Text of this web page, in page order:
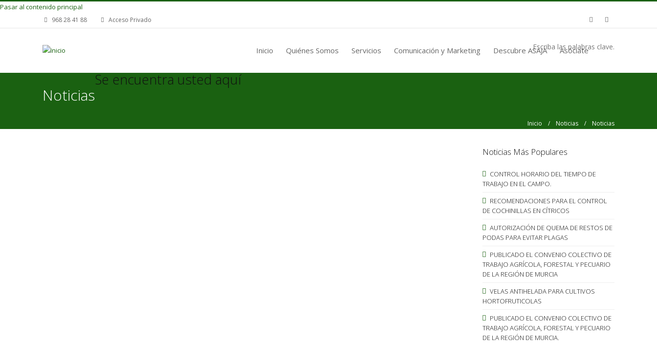
Pasar al contenido principal
968 28 41 88 Acceso Privado
Inicio Quiénes Somos Servicios Comunicación y Marketing Descubre ASAJA Asóciate
Escriba las palabras clave.
Noticias
Se encuentra usted aquí
Inicio / Noticias / Noticias
Noticias Más Populares
CONTROL HORARIO DEL TIEMPO DE
TRABAJO EN EL CAMPO.
RECOMENDACIONES PARA EL CONTROL
DE COCHINILLAS EN CÍTRICOS
AUTORIZACIÓN DE QUEMA DE RESTOS DE
PODAS PARA EVITAR PLAGAS
PUBLICADO EL CONVENIO COLECTIVO DE
TRABAJO AGRÍCOLA, FORESTAL Y PECUARIO
DE LA REGIÓN DE MURCIA
VELAS ANTIHELADA PARA CULTIVOS
HORTOFRUTICOLAS
PUBLICADO EL CONVENIO COLECTIVO DE
TRABAJO AGRÍCOLA, FORESTAL Y PECUARIO
DE LA REGIÓN DE MURCIA.